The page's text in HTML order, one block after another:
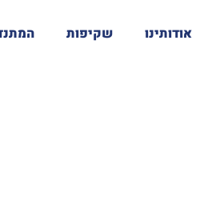
אודותינו שקיפות